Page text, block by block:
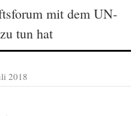
mit dem UN-
tun hat
2018